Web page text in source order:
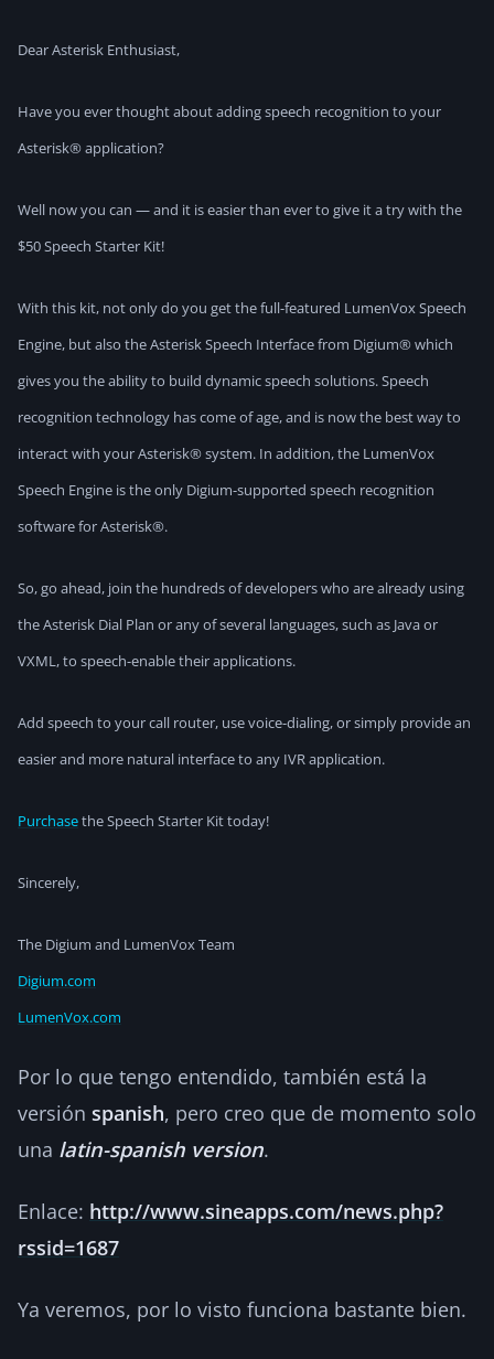
Dear Asterisk Enthusiast,
Have you ever thought about adding speech recognition to your
Asterisk® application?
Well now you can — and it is easier than ever to give it a try with the
$50 Speech Starter Kit!
With this kit, not only do you get the full-featured LumenVox Speech
Engine, but also the Asterisk Speech Interface from Digium® which
gives you the ability to build dynamic speech solutions. Speech
recognition technology has come of age, and is now the best way to
interact with your Asterisk® system. In addition, the LumenVox
Speech Engine is the only Digium-supported speech recognition
software for Asterisk®.
So, go ahead, join the hundreds of developers who are already using
the Asterisk Dial Plan or any of several languages, such as Java or
VXML, to speech-enable their applications.
Add speech to your call router, use voice-dialing, or simply provide an
easier and more natural interface to any IVR application.
Purchasethe Speech Starter Kit today!
Sincerely,
The Digium and LumenVox Team
Digium.com
LumenVox.com
Por lo que tengo entendido, también está la
versión spanish, pero creo que de momento solo
una latin-spanish version.
Enlace: http://www.sineapps.com/news.php?
rssid=1687
Ya veremos, por lo visto funciona bastante bien.